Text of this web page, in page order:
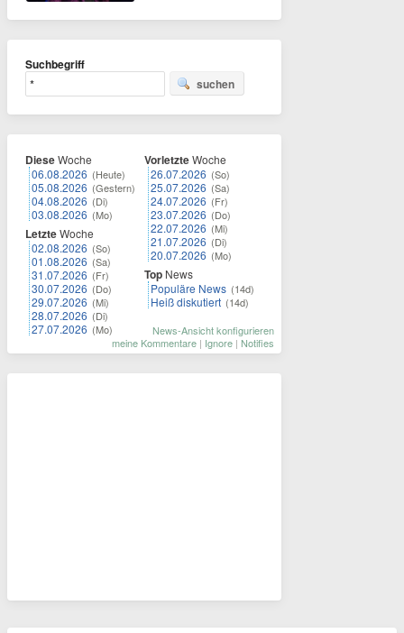
Suchbegriff
suchen
DieseWoche
06.08.2026 (Heute)
05.08.2026 (Gestern)
04.08.2026 (Di)
03.08.2026 (Mo)
LetzteWoche
02.08.2026 (So)
01.08.2026 (Sa)
31.07.2026 (Fr)
30.07.2026 (Do)
29.07.2026 (Mi)
28.07.2026 (Di)
27.07.2026 (Mo)
VorletzteWoche
26.07.2026 (So)
25.07.2026 (Sa)
24.07.2026 (Fr)
23.07.2026 (Do)
22.07.2026 (Mi)
21.07.2026 (Di)
20.07.2026 (Mo)
Top News
Populäre News (14d)
Heiß diskutiert (14d)
News-Ansicht konfigurieren
meine Kommentare | Ignore | Notifies